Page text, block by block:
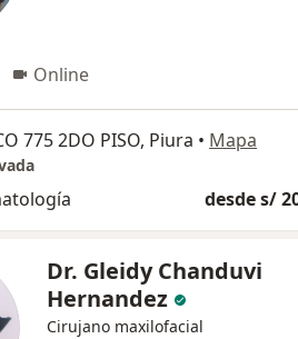
Online
775 2DO PISO, Piura • Mapa
desde s/
Dr. Gleidy Chanduvi
Hernandez
Cirujano maxilofacial